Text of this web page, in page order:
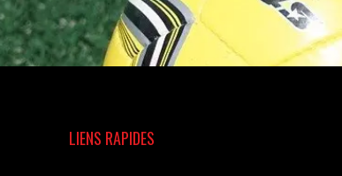
LIENS RAPIDES